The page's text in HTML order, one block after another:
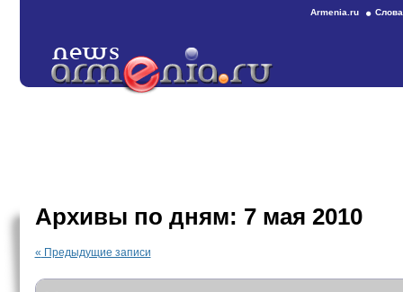
Armenia.ru
Архивы по дням: 7 мая 2010
« Предыдущие записи